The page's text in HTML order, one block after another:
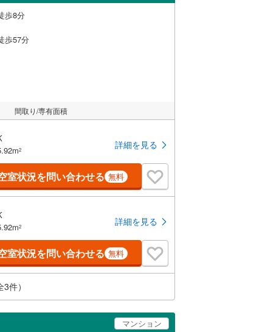
歩8分
歩57分
間取り/専有面積
2 詳細を見る
室状況を問い合わせる 無料
2 詳細を見る
室状況を問い合わせる 無料
3件）
マンション